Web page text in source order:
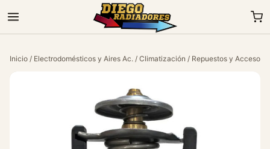
Inicio / Electrodomésticos y Aires Ac. / Climatización / Repuestos y